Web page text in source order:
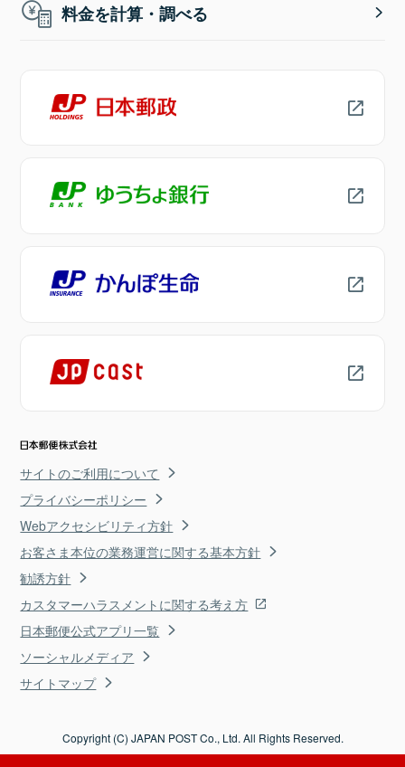
料金を計算・調べる
サイトのご利用について
プライバシーポリシー
Webアクセシビリティ方針
お客さま本位の業務運営に関する基本方針
勧誘方針
カスタマーハラスメントに関する考え方
日本郵便公式アプリ一覧
ソーシャルメディア
サイトマップ
Copyright (C) JAPAN POST Co., Ltd. All Rights Reserved.